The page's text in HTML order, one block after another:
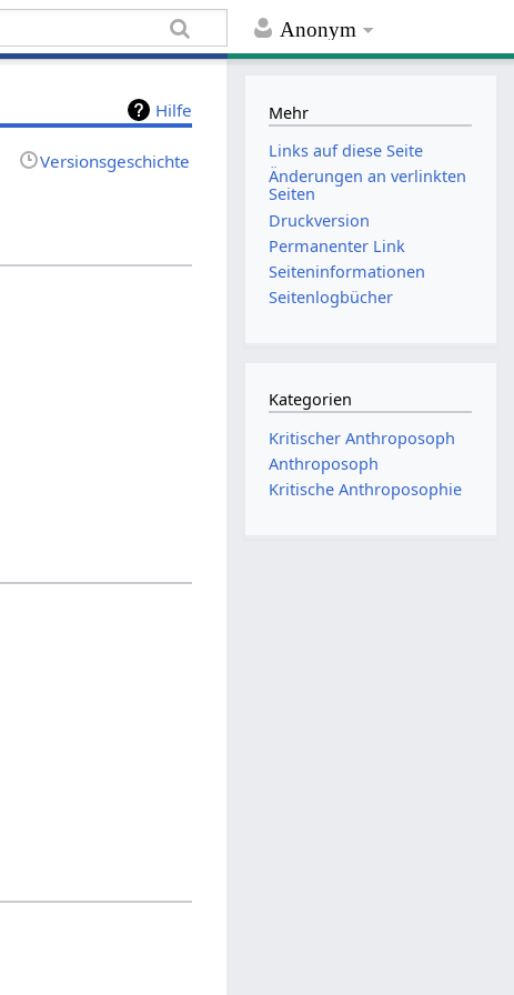
Anonym
Hilfe
Versionsgeschichte
Mehr
Links auf diese Seite
Änderungen an verlinkten
Seiten
Druckversion
Permanenter Link
Seiten­informationen
Seitenlogbücher
Kategorien
Kritischer Anthroposoph
Anthroposoph
Kritische Anthroposophie